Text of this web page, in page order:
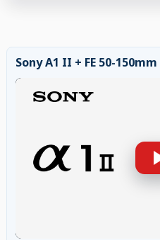
Sony A1 II + FE 50-